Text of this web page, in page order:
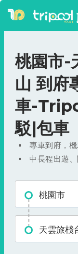
桃園市-
山 到府
車-
駁|包車
專車到府，
中長程出遊
桃園市
天雲旅棧